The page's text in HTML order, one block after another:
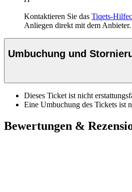
Kontaktieren Sie das Tiqets-
Anliegen direkt mit dem Anbieter.
Umbuchung und
Dieses Ticket ist nicht
Eine Umbuchung des Tickets ist
Bewertungen &